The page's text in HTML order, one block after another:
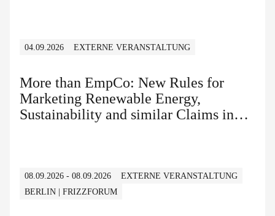
04.09.2026 EXTERNE VERANSTALTUNG
More than EmpCo: New Rules for
Marketing Renewable Energy,
Sustainability and similar Claims in
08.09.2026 - 08.09.2026
EXTERNE VERANSTALTUNG
BERLIN | FRIZZFORUM